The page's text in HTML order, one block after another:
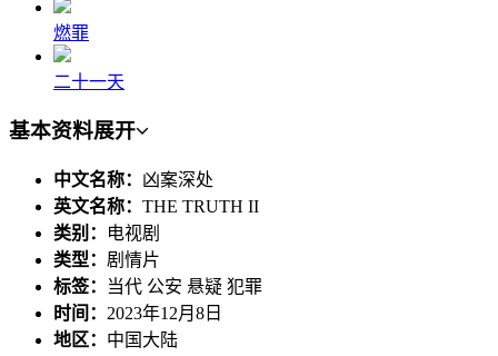
燃罪
二十一天
基本资料展开
中文名称： 凶案深处
英文名称： THE TRUTH II
类别：
电视剧
类型： 剧情片
标签：
当代 公安 悬疑 犯罪
时间： 2023年12月8日
地区： 中国大陆